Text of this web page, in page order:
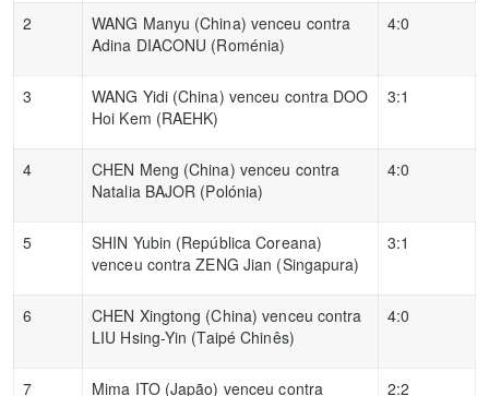
2
WANG Manyu (China) venceu contra
Adina DIACONU (Roménia)
4:0
3
WANG Yidi (China) venceu contra DOO
Hoi Kem (RAEHK)
3:1
4
CHEN Meng (China) venceu contra
Natalia BAJOR (Polónia)
4:0
5
SHIN Yubin (República Coreana)
venceu contra ZENG Jian (Singapura)
3:1
6
CHEN Xingtong (China) venceu contra
LIU Hsing-Yin (Taipé Chinês)
4:0
7 Mima ITO (Japão) venceu contra 2:2